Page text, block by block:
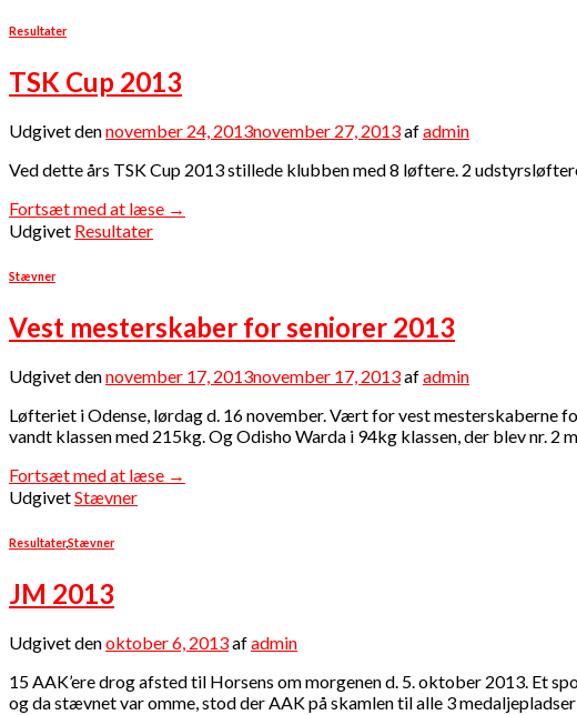
Resultater
TSK Cup 2013
Udgivet dennovember 24, 2013november 27, 2013afadmin
Ved dette års TSK Cup 2013 stillede klubben med 8 løftere. 2
Fortsæt med at læse →
Udgivet Resultater
Stævner
Vest mesterskaber for seniorer 2013
Udgivet dennovember 17, 2013november 17, 2013afadmin
Løfteriet i Odense, lørdag d. 16 november. Vært for vest mesterskaberne
vandt klassen med 215kg. Og Odisho Warda i 94kg klassen, der blev nr.
Fortsæt med at læse →
UdgivetStævner
Resultater,Stævner
JM 2013
Udgivet denoktober 6, 2013afadmin
15 AAK’ere drog afsted til Horsens om morgenen d. 5. oktober 2013. Et
og da stævnet var omme, stod der AAK på skamlen til alle 3